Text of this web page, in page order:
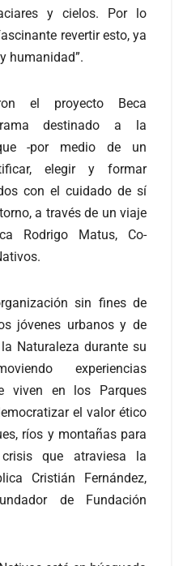
y cielos. Por lo
revertir esto, ya
humanidad”.
el proyecto Beca
destinado a la
-por medio de un
elegir y formar
con el cuidado de sí
a través de un viaje
Rodrigo Matus, Co-
sin fines de
jóvenes urbanos y de
Naturaleza durante su
experiencias
viven en los Parques
el valor ético
ríos y montañas para
que atraviesa la
Cristián Fernández,
de Fundación